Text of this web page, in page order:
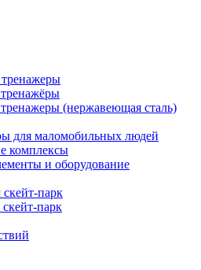
(нержавеющая сталь)
для маломобильных людей
комплексы
и оборудование
парк
парк